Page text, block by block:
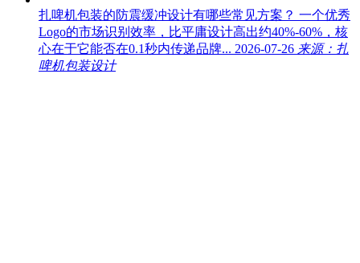
扎啤机包装的防震缓冲设计有哪些常见方案？ 一个优秀
Logo的市场识别效率，比平庸设计高出约40%-60%，核
心在于它能否在0.1秒内传递品牌... 2026-07-26 来源：扎
啤机包装设计